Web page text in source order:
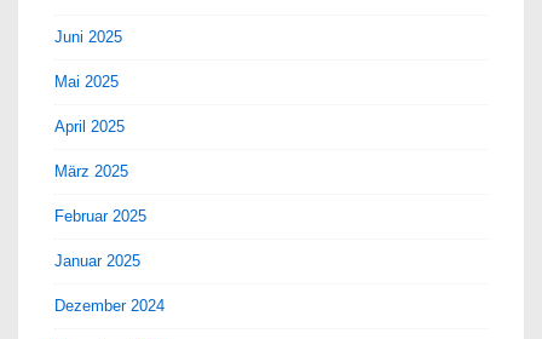
Juni 2025
Mai 2025
April 2025
März 2025
Februar 2025
Januar 2025
Dezember 2024